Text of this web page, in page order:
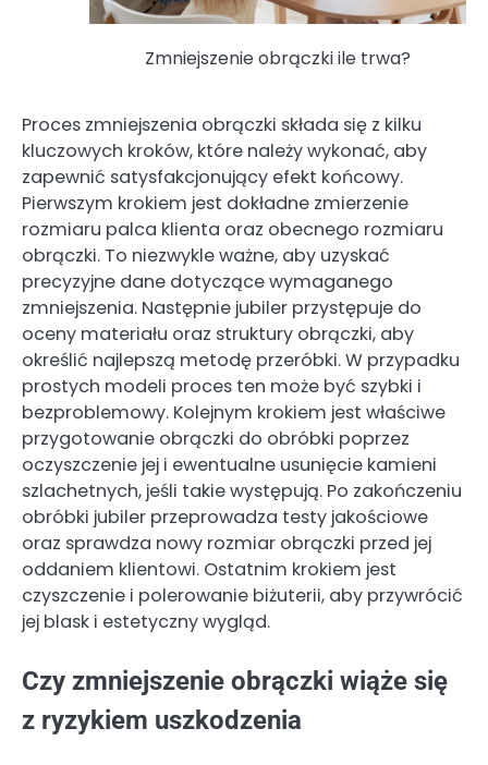
Zmniejszenie obrączki ile trwa?
Proces zmniejszenia obrączki składa się z kilku
kluczowych kroków, które należy wykonać, aby
zapewnić satysfakcjonujący efekt końcowy.
Pierwszym krokiem jest dokładne zmierzenie
rozmiaru palca klienta oraz obecnego rozmiaru
obrączki. To niezwykle ważne, aby uzyskać
precyzyjne dane dotyczące wymaganego
zmniejszenia. Następnie jubiler przystępuje do
oceny materiału oraz struktury obrączki, aby
określić najlepszą metodę przeróbki. W przypadku
prostych modeli proces ten może być szybki i
bezproblemowy. Kolejnym krokiem jest właściwe
przygotowanie obrączki do obróbki poprzez
oczyszczenie jej i ewentualne usunięcie kamieni
szlachetnych, jeśli takie występują. Po zakończeniu
obróbki jubiler przeprowadza testy jakościowe
oraz sprawdza nowy rozmiar obrączki przed jej
oddaniem klientowi. Ostatnim krokiem jest
czyszczenie i polerowanie biżuterii, aby przywrócić
jej blask i estetyczny wygląd.
Czy zmniejszenie obrączki wiąże się
z ryzykiem uszkodzenia